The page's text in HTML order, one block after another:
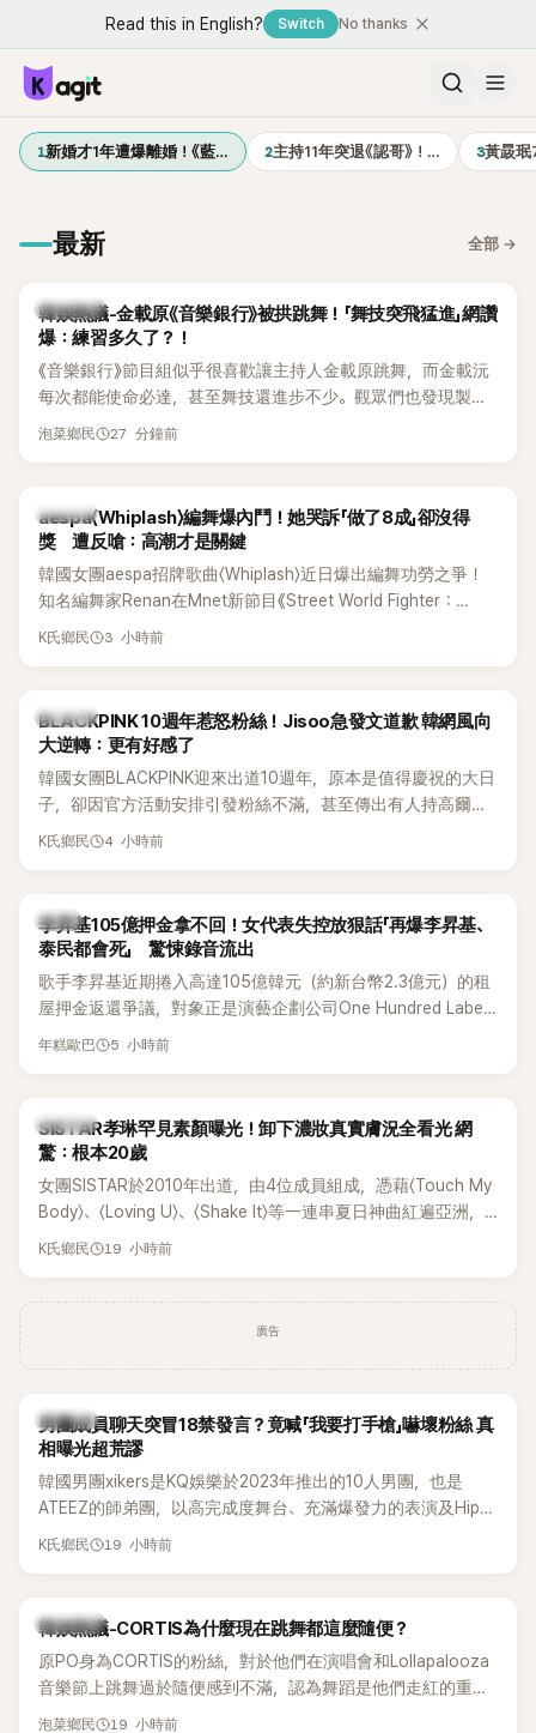
Read this in English? Switch No thanks
1新婚才1年遭爆離婚！《藍… 2主持11年突退《認哥》！… 3黃晸
最新 全部 →
熱議討論
韓娛熱議-金載原《音樂銀行》被拱跳舞！「舞技突飛猛進」網讚
爆：練習多久了？！
《音樂銀行》節目組似乎很喜歡讓主持人金載原跳舞，而金載沅
每次都能使命必達，甚至舞技還進步不少。觀眾們也發現製作
單位對此樂此不疲。
泡菜鄉民 27 分鐘前
K-POP
aespa〈Whiplash〉編舞爆內鬥！她哭訴「做了8成」卻沒得
獎 遭反嗆：高潮才是關鍵
韓國女團aespa招牌歌曲〈Whiplash〉近日爆出編舞功勞之爭！
知名編舞家Renan在Mnet新節目《Street World Fighter：
Directors' War》預告中，公開談及自己在〈Whiplash〉編舞上的
K氏鄉民 3 小時前
K-POP
BLACKPINK 10週年惹怒粉絲！Jisoo急發文道歉 韓網風向
大逆轉：更有好感了
韓國女團BLACKPINK迎來出道10週年，原本是值得慶祝的大日
子，卻因官方活動安排引發粉絲不滿，甚至傳出有人持高爾夫
球桿到YG娛樂大樓鬧事。Jisoo今（8日）也親自發文向BLINK
K氏鄉民 4 小時前
韓星
李昇基105億押金拿不回！女代表失控放狠話「再爆李昇基、
泰民都會死」 驚悚錄音流出
歌手李昇基近期捲入高達105億韓元（約新台幣2.3億元）的租
屋押金返還爭議，對象正是演藝企劃公司One Hundred Label
代表車佳媛(차가원)。如今事件再掀風波，YouTuber李鎮浩公開
年糕歐巴 5 小時前
K-POP
SISTAR孝琳罕見素顏曝光！卸下濃妝真實膚況全看光 網
驚：根本20歲
女團SISTAR於2010年出道，由4位成員組成，憑藉〈Touch My
Body〉、〈Loving U〉、〈Shake It〉等一連串夏日神曲紅遍亞洲，
獲封「夏日女王」。不過，團體在出道滿7年後宣布解散，成員各
K氏鄉民 19 小時前
廣告
K-POP
男團成員聊天突冒18禁發言？竟喊「我要打手槍」嚇壞粉絲 真
相曝光超荒謬
韓國男團xikers是KQ娛樂於2023年推出的10人男團，也是
ATEEZ的師弟團，以高完成度舞台、充滿爆發力的表演及Hip-
Hop風格聞名，出道後迅速累積大批海內外粉絲，近年也陸續
K氏鄉民 19 小時前
熱議討論
韓娛熱議-CORTIS為什麼現在跳舞都這麼隨便？
原PO身為CORTIS的粉絲，對於他們在演唱會和Lollapalooza
音樂節上跳舞過於隨便感到不滿，認為舞蹈是他們走紅的重要
原因，希望他們能更認真地表演。
泡菜鄉民 19 小時前